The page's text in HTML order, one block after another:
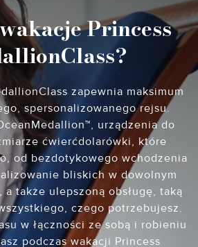
Princess
zapewnia maksimum
spersonalizowanego rejsu.
urządzenia do
ćwierćdolarówki, które
od bezdotykowego wchodzenia
bliskich w dowolnym
a także ulepszoną obsługę, taką
czego potrzebujesz.
w łączności ze sobą i robieniu
podczas wakacji Princess